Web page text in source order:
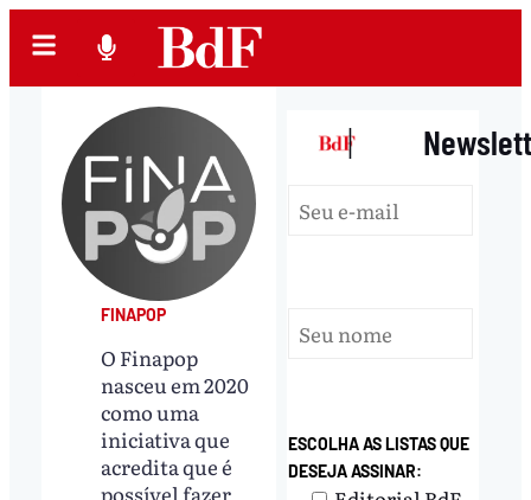
FINAPOP
O Finapop
nasceu em 2020
como uma
iniciativa que
acredita que é
possível fazer
|
ESCOLHA AS LISTAS QUE
DESEJA ASSINAR: